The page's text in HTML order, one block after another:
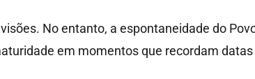
No entanto, a espontaneidade do
em momentos que recordam